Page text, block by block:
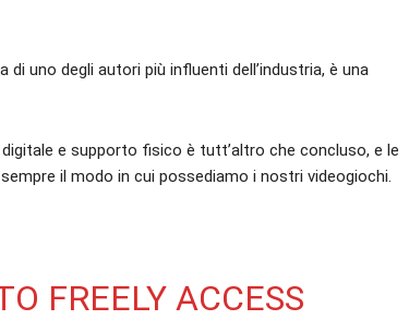
uno degli autori più influenti dell’industria, è una
e supporto fisico è tutt’altro che concluso, e le
il modo in cui possediamo i nostri videogiochi.
FREELY ACCESS